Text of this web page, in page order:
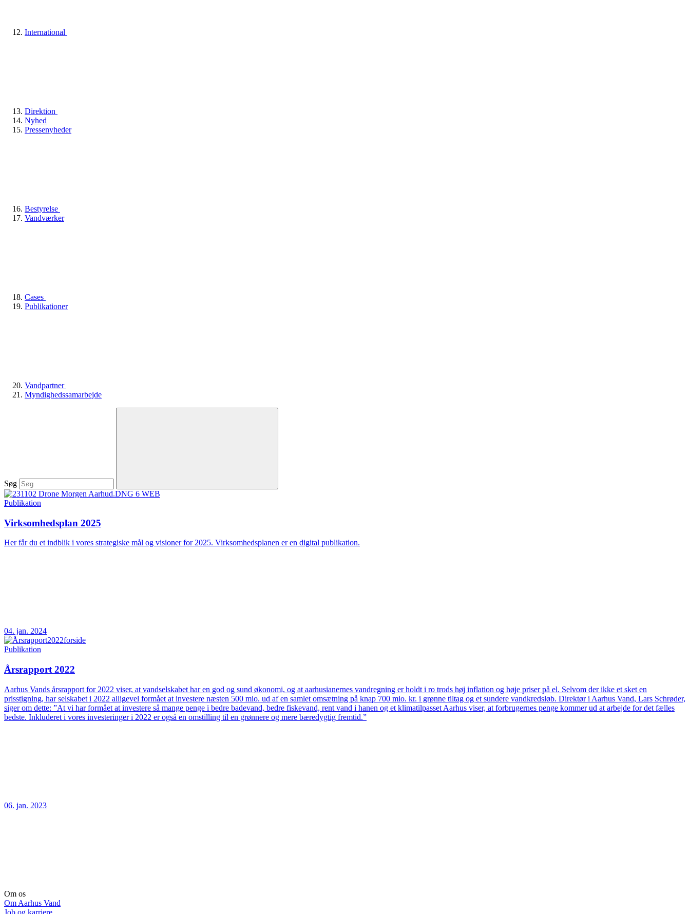
International
Direktion
Nyhed
Pressenyheder
Bestyrelse
Vandværker
Cases
Publikationer
Vandpartner
Myndighedssamarbejde
Søg
Publikation
Virksomhedsplan 2025
Her får du et indblik i vores strategiske mål og visioner for 2025. Virksomhedsplanen er en digital publikation.
04. jan. 2024
Publikation
Årsrapport 2022
Aarhus Vands årsrapport for 2022 viser, at vandselskabet har en god og sund økonomi, og at aarhusianernes vandregning er holdt i ro trods høj inflation og høje priser på el. Selvom der ikke et sket en
prisstigning, har selskabet i 2022 alligevel formået at investere næsten 500 mio. ud af en samlet omsætning på knap 700 mio. kr. i grønne tiltag og et sundere vandkredsløb. Direktør i Aarhus Vand, Lars Schrøder,
siger om dette: ”At vi har formået at investere så mange penge i bedre badevand, bedre fiskevand, rent vand i hanen og et klimatilpasset Aarhus viser, at forbrugernes penge kommer ud at arbejde for det fælles
bedste. Inkluderet i vores investeringer i 2022 er også en omstilling til en grønnere og mere bæredygtig fremtid.”
06. jan. 2023
Om os
Om Aarhus Vand
Job og karriere